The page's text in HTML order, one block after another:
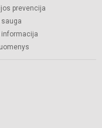
prevencija
sauga
informacija